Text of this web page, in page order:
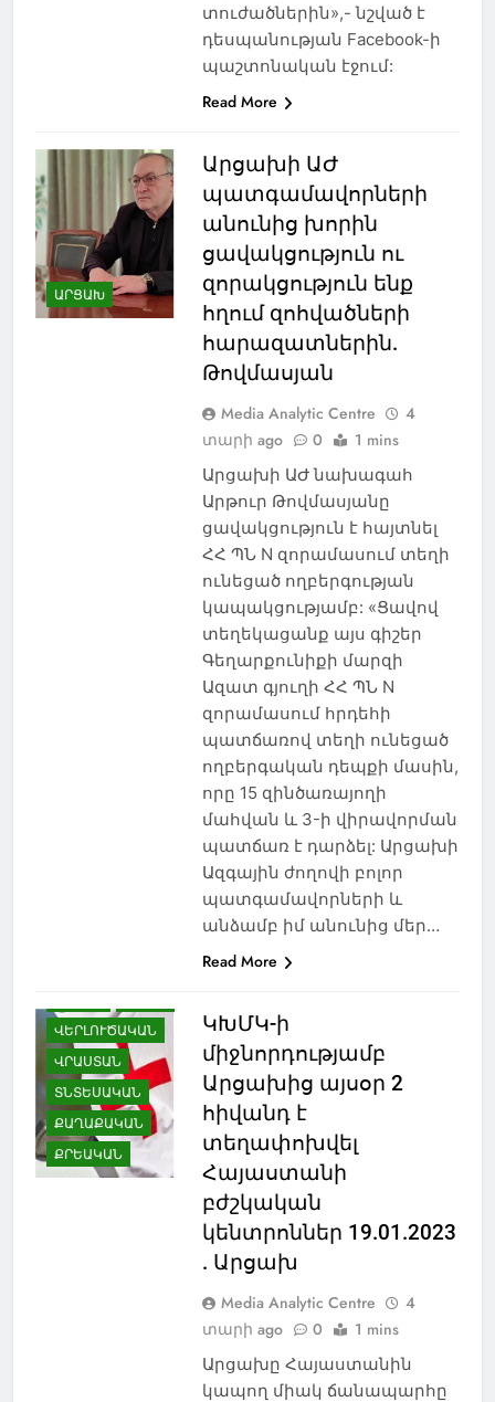
տուժածներին»,- նշված է
դեսպանության Facebook-ի
պաշտոնական էջում:
Read More
ԱՐՑԱԽ
Արցախի ԱԺ
պատգամավորների
անունից խորին
ցավակցություն ու
զորակցություն ենք
հղում զոհվածների
հարազատներին.
Թովմասյան
Media Analytic Centre
4
տարի ago
0 1 mins
Արցախի ԱԺ նախագահ
Արթուր Թովմասյանը
ցավակցություն է հայտնել
ՀՀ ՊՆ N զորամասում տեղի
ունեցած ողբերգության
կապակցությամբ: «Ցավով
տեղեկացանք այս գիշեր
Գեղարքունիքի մարզի
Ազատ գյուղի ՀՀ ՊՆ N
զորամասում հրդեհի
պատճառով տեղի ունեցած
ողբերգական դեպքի մասին,
որը 15 զինծառայողի
մահվան և 3-ի վիրավորման
պատճառ է դարձել: Արցախի
Ազգային ժողովի բոլոր
պատգամավորների և
անձամբ իմ անունից մեր…
Read More
ԱԲԱՍԹՈՒՄԱՆ
ԱՌՈՂՋԱՊԱՀՈՒԹՅՈՒՆ
ԹՈՒՐՔԻԱ
ՀԱՐԱԲԵՐՈՒԹՅՈՒՆՆԵՐ
ՎԵՐԼՈՒԾԱԿԱՆ
ՎՐԱՍՏԱՆ
ՏՆՏԵՍԱԿԱՆ
ՔԱՂԱՔԱԿԱՆ
ՔՐԵԱԿԱՆ
ԿԽՄԿ-ի
միջնորդությամբ
Արցախից այսօր 2
հիվանդ է
տեղափոխվել
Հայաստանի
բժշկական
կենտրոններ 19.01.2023
. Արցախ
Media Analytic Centre
4
տարի ago
0 1 mins
Արցախը Հայաստանին
կապող միակ ճանապարհը